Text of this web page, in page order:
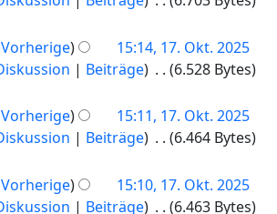
Vorherige
15:14, 17. Okt. 2025
Beiträge
6.528 Bytes
Vorherige
15:11, 17. Okt. 2025
Beiträge
6.464 Bytes
Vorherige
15:10, 17. Okt. 2025
Beiträge
6.463 Bytes